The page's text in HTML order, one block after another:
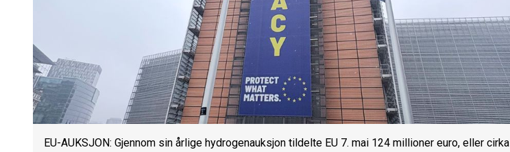
EU-AUKSJON: Gjennom sin årlige hydrogenauksjon tildelte EU 7. mai 124 millioner euro, eller cirka